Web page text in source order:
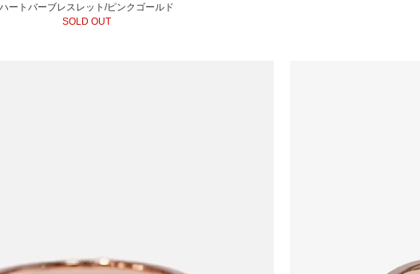
ハートバーブレスレット/ピンクゴールド
SOLD OUT